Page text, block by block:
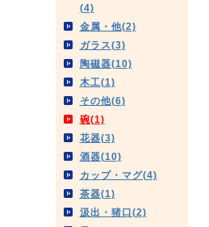
(4)
金属・他(2)
ガラス(3)
陶磁器(10)
木工(1)
その他(6)
碗(1)
花器(3)
酒器(10)
カップ・マグ(4)
茶器(1)
汲出・猪口(2)